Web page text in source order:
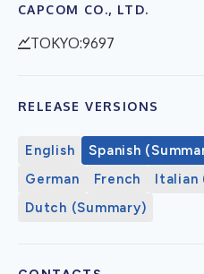
CAPCOM CO., LTD.
TOKYO:9697
RELEASE VERSIONS
English Spanish
German
French
Italian
Dutch (Summary)